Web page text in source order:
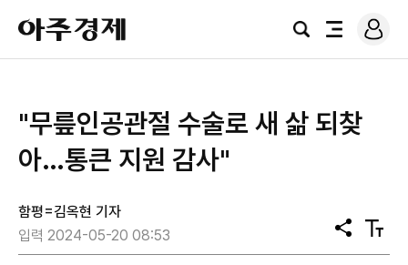
아
주
경
검
전
로
그
"무릎인공관절 수술로 새 삶 되찾
아…통큰 지원 감사"
함평=김옥현 기자
입력 2024-05-20 08:53
공
유
텍
스